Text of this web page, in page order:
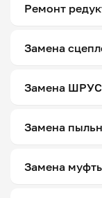
Ремонт
Замена
Замена
Замена
Замена